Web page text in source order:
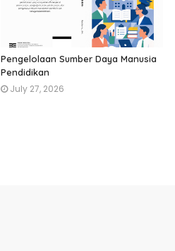
Pengelolaan Sumber Daya Manusia
Pendidikan
July 27, 2026